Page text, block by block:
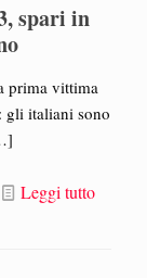
spari in
prima vittima
gli italiani sono
Leggi tutto